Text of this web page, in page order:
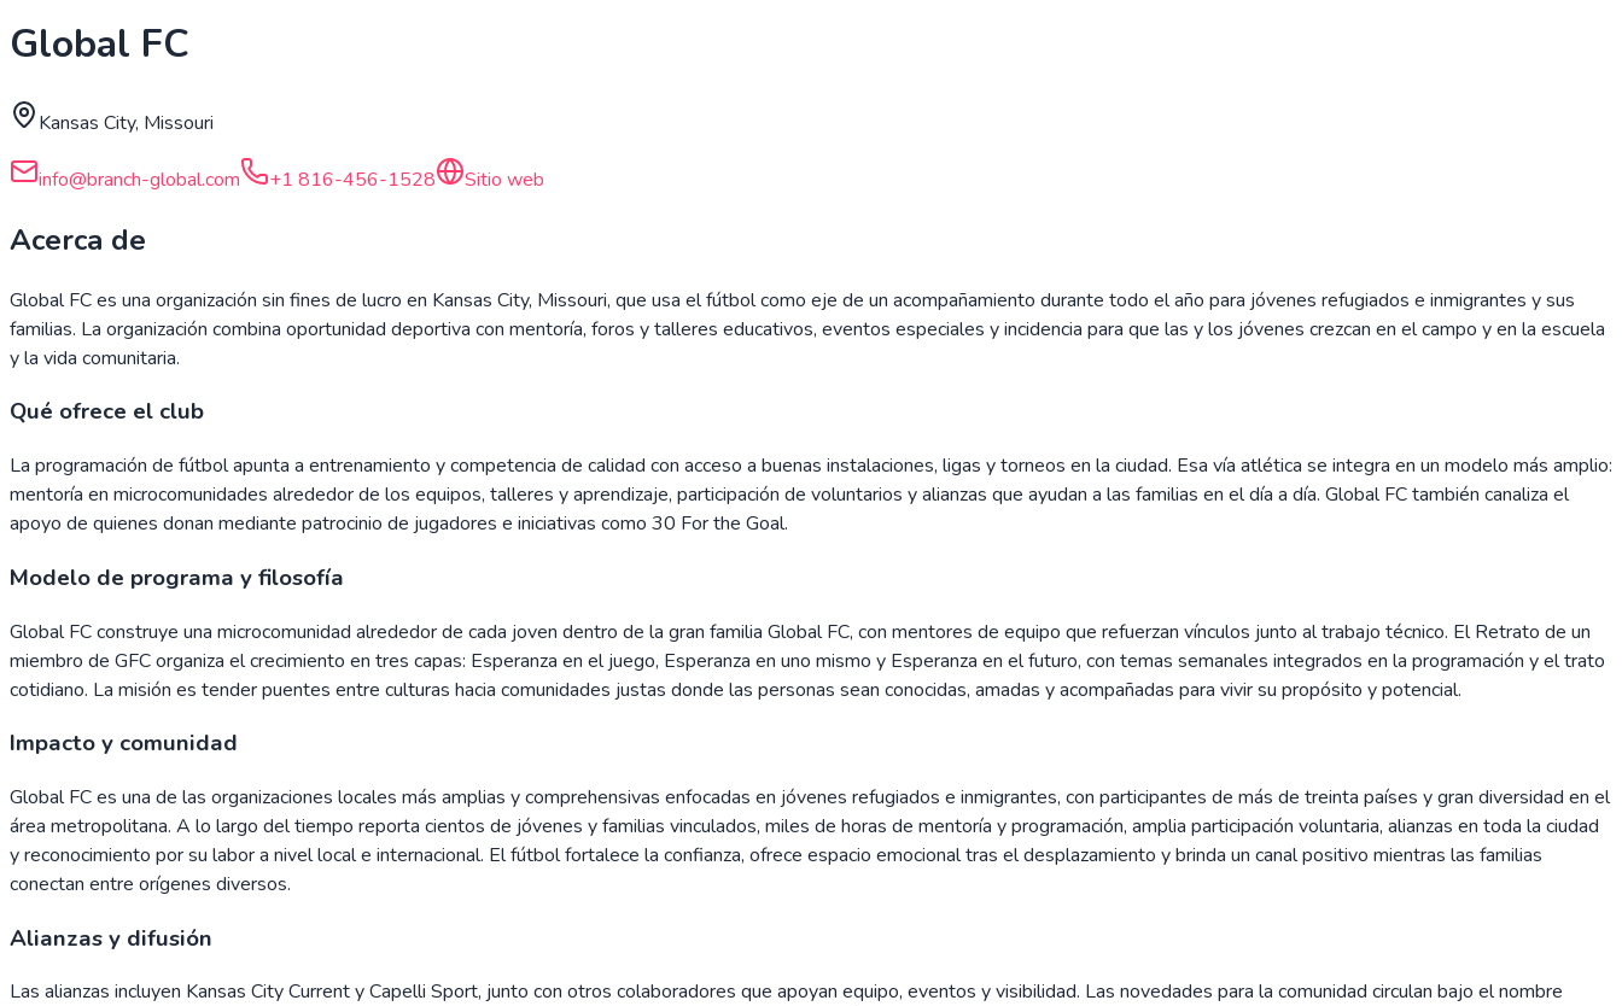
Global FC
Kansas City, Missouri
info@branch-global.com +1 816-456-1528 Sitio web
Acerca de
Global FC es una organización sin fines de lucro en Kansas City, Missouri, que usa el fútbol como eje de un acompañamiento durante todo el año para jóvenes refugiados e inmigrantes y sus
familias. La organización combina oportunidad deportiva con mentoría, foros y talleres educativos, eventos especiales y incidencia para que las y los jóvenes crezcan en el campo y en la escuela
y la vida comunitaria.
Qué ofrece el club
La programación de fútbol apunta a entrenamiento y competencia de calidad con acceso a buenas instalaciones, ligas y torneos en la ciudad. Esa vía atlética se integra en un modelo más amplio:
mentoría en microcomunidades alrededor de los equipos, talleres y aprendizaje, participación de voluntarios y alianzas que ayudan a las familias en el día a día. Global FC también canaliza el
apoyo de quienes donan mediante patrocinio de jugadores e iniciativas como 30 For the Goal.
Modelo de programa y filosofía
Global FC construye una microcomunidad alrededor de cada joven dentro de la gran familia Global FC, con mentores de equipo que refuerzan vínculos junto al trabajo técnico. El Retrato de un
miembro de GFC organiza el crecimiento en tres capas: Esperanza en el juego, Esperanza en uno mismo y Esperanza en el futuro, con temas semanales integrados en la programación y el trato
cotidiano. La misión es tender puentes entre culturas hacia comunidades justas donde las personas sean conocidas, amadas y acompañadas para vivir su propósito y potencial.
Impacto y comunidad
Global FC es una de las organizaciones locales más amplias y comprehensivas enfocadas en jóvenes refugiados e inmigrantes, con participantes de más de treinta países y gran diversidad en el
área metropolitana. A lo largo del tiempo reporta cientos de jóvenes y familias vinculados, miles de horas de mentoría y programación, amplia participación voluntaria, alianzas en toda la ciudad
y reconocimiento por su labor a nivel local e internacional. El fútbol fortalece la confianza, ofrece espacio emocional tras el desplazamiento y brinda un canal positivo mientras las familias
conectan entre orígenes diversos.
Alianzas y difusión
Las alianzas incluyen Kansas City Current y Capelli Sport, junto con otros colaboradores que apoyan equipo, eventos y visibilidad. Las novedades para la comunidad circulan bajo el nombre